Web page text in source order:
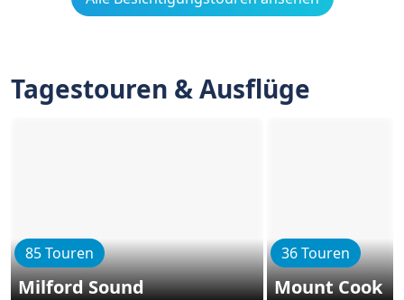
Tagestouren & Ausflüge
85 Touren
Milford Sound
36 Touren
Mount Cook